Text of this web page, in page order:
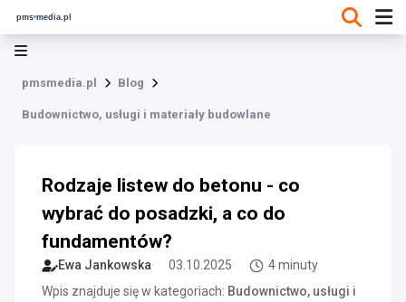
pmsmedia.pl Blog
Budownictwo, usługi i materiały budowlane
Rodzaje listew do betonu - co
wybrać do posadzki, a co do
fundamentów?
Ewa Jankowska 03.10.2025
4 minuty
Wpis znajduje się w kategoriach: Budownictwo, usługi i